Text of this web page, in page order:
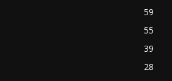
59
55
39
28